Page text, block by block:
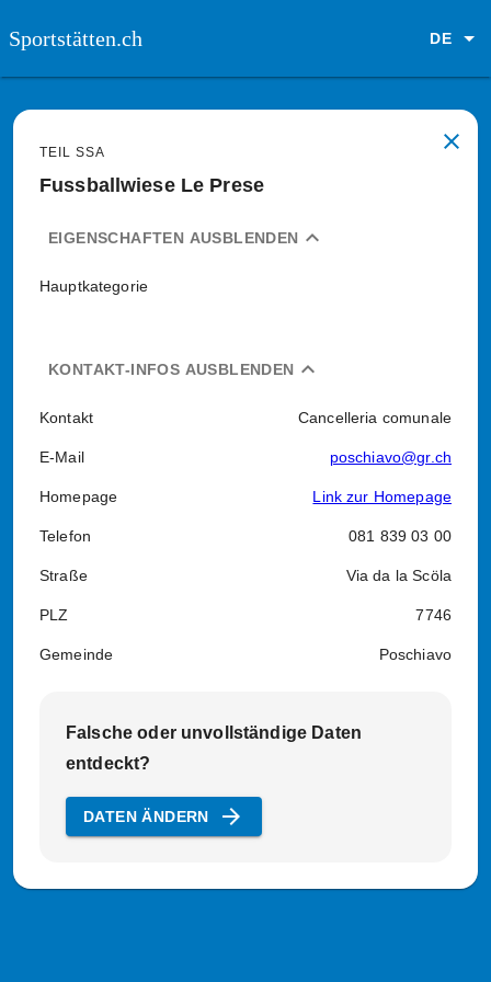
Sportstätten.ch DE
close
TEIL SSA
Fussballwiese Le Prese
expand_less
EIGENSCHAFTEN AUSBLENDEN
Hauptkategorie
expand_less
KONTAKT-INFOS AUSBLENDEN
Kontakt Cancelleria comunale
E-Mail poschiavo@gr.ch
Homepage Link zur Homepage
Telefon 081 839 03 00
Straße Via da la Scöla
PLZ 7746
Gemeinde Poschiavo
Falsche oder unvollständige Daten
entdeckt?
arrow_forward
DATEN ÄNDERN